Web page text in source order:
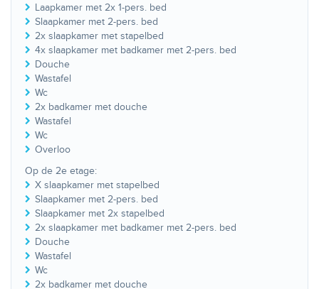
Laapkamer met 2x 1-pers. bed
Slaapkamer met 2-pers. bed
2x slaapkamer met stapelbed
4x slaapkamer met badkamer met 2-pers. bed
Douche
Wastafel
Wc
2x badkamer met douche
Wastafel
Wc
Overloo
Op de 2e etage:
X slaapkamer met stapelbed
Slaapkamer met 2-pers. bed
Slaapkamer met 2x stapelbed
2x slaapkamer met badkamer met 2-pers. bed
Douche
Wastafel
Wc
2x badkamer met douche